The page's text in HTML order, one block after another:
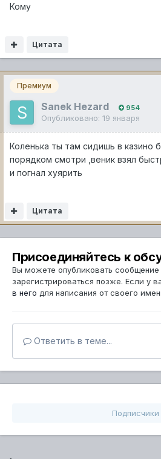
Кому
Цитата
Премиум
Sanek Hezard 954
Опубликовано: 19 января
Коленька ты там сидишь в казино
порядком смотри ,веник взял
и погнал хуярить
Цитата
Присоединяйтесь к
Вы можете опубликовать сообщение
зарегистрироваться позже. Если у
в него для написания от своего
Ответить в теме...
Подписчики